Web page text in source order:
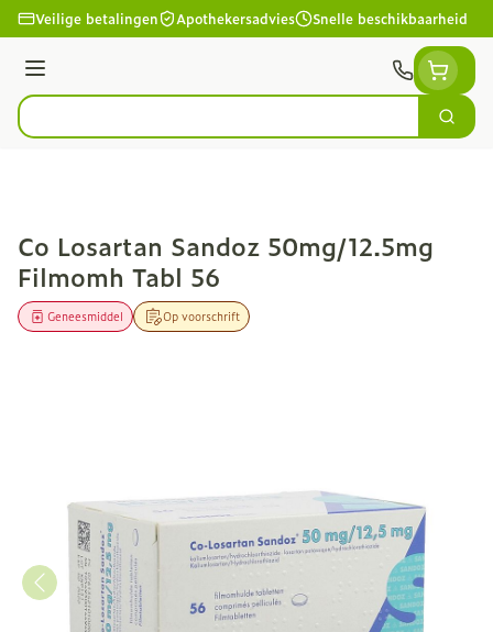
Ga naar de inhoud
Veilige betalingen Apothekersadvies Snelle beschikbaarheid
Menu
Product, merk, categorie...
Zoek
Co Losartan Sandoz 50mg/12.5mg
Filmomh Tabl 56
Op voorschrift
Geneesmiddel